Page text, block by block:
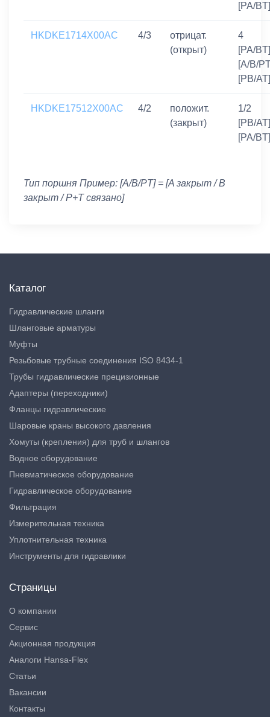
[PA/BT]
HKDKE1714X00AC 4/3
отрицат.
(открыт)
4
[PA/
[A/B/
[PB/AT]
HKDKE17512X00AC 4/2
положит.
(закрыт)
1/2
[PB/
[PA/BT]
Тип поршня Пример: [A/B/PT] = [A закрыт / B
закрыт / P+T связано]
Каталог
Гидравлические шланги
Шланговые арматуры
Муфты
Резьбовые трубные соединения ISO 8434-1
Трубы гидравлические прецизионные
Адаптеры (переходники)
Фланцы гидравлические
Шаровые краны высокого давления
Хомуты (крепления) для труб и шлангов
Водное оборудование
Пневматическое оборудование
Гидравлическое оборудование
Фильтрация
Измерительная техника
Уплотнительная техника
Инструменты для гидравлики
Страницы
О компании
Сервис
Акционная продукция
Аналоги Hansa-Flex
Статьи
Вакансии
Контакты